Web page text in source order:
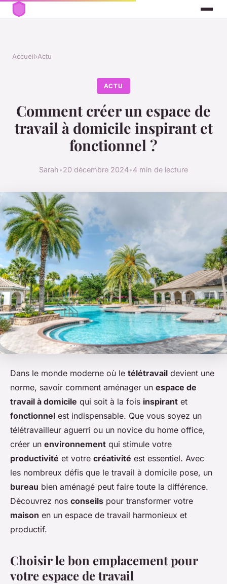
Accueil›Actu
ACTU
Comment créer un espace de
travail à domicile inspirant et
fonctionnel ?
Sarah•20 décembre 2024•4 min de lecture
Dans le monde moderne où le télétravail devient une
norme, savoir comment aménager un espace de
travail à domicile qui soit à la fois inspirant et
fonctionnel est indispensable. Que vous soyez un
télétravailleur aguerri ou un novice du home office,
créer un environnement qui stimule votre
productivité et votre créativité est essentiel. Avec
les nombreux défis que le travail à domicile pose, un
bureau bien aménagé peut faire toute la différence.
Découvrez nos conseils pour transformer votre
maison en un espace de travail harmonieux et
productif.
Choisir le bon emplacement pour
votre espace de travail